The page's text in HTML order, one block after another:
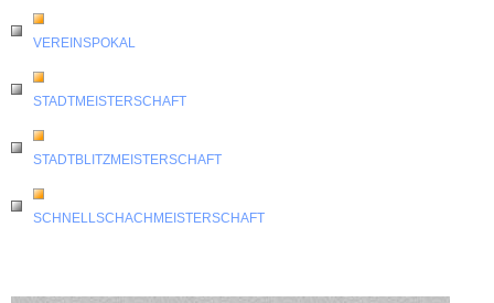
VEREINSPOKAL
STADTMEISTERSCHAFT
STADTBLITZMEISTERSCHAFT
SCHNELLSCHACHMEISTERSCHAFT